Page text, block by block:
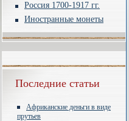
Россия 1700-1917 гг.
Иностранные монеты
Последние статьи
Африканские деньги в виде
прутьев